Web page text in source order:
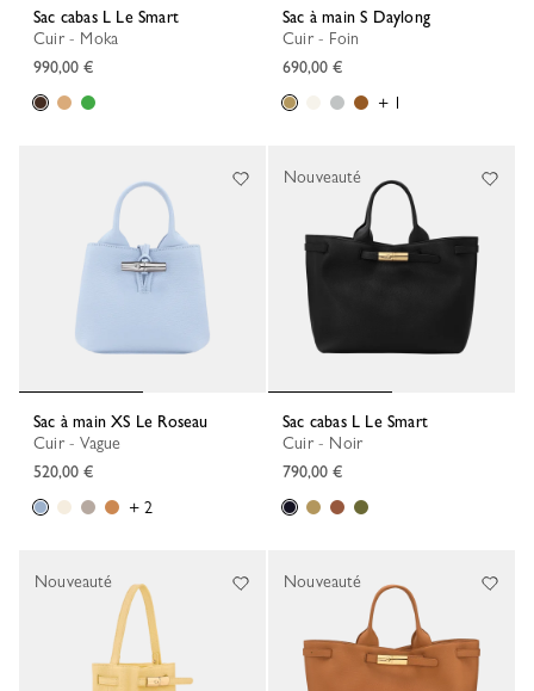
Sac cabas L Le Smart
Cuir - Moka
990,00 €
Sac à main S Daylong
Cuir - Foin
690,00 €
+ 1
Sac à main XS Le Roseau
Cuir - Vague
520,00 €
+ 2
Sac cabas L Le Smart
Cuir - Noir
790,00 €
Nouveauté
Nouveauté Nouveauté